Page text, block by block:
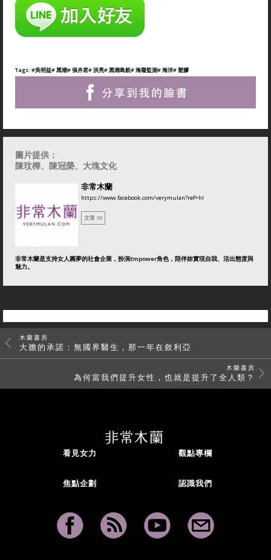
Tags: #吳明益# 黑潮# 張卉君# 洪亮# 黑潮島航# 海廢監測# 海洋# 塑膠
圖片提供：
陳玟樺、陳冠榮、大塊文化
非常木蘭
https://www.facebook.com/verymulan?ref=hl
文章 30
非常木蘭是支持女人圓夢的社會企業，扮演Empower角色，陪伴妳實現自我、活出態度與
魅力。
木蘭書房
大膽的承諾：無國界醫生，那一年在敘利亞
木蘭書房
為何當我們提升女性，也就是提升了全人類？
看見女力 觀點專欄
焦點企劃 認識我們